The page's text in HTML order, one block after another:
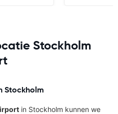
Stockholm
Stockholm
in Stockholm kunnen we